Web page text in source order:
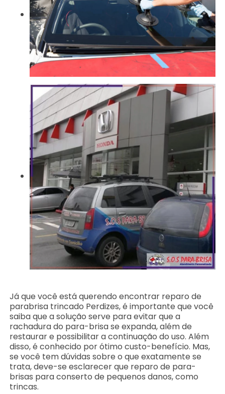
Já que você está querendo encontrar reparo de
parabrisa trincado Perdizes, é importante que você
saiba que a solução serve para evitar que a
rachadura do para-brisa se expanda, além de
restaurar e possibilitar a continuação do uso. Além
disso, é conhecido por ótimo custo-benefício. Mas,
se você tem dúvidas sobre o que exatamente se
trata, deve-se esclarecer que reparo de para-
brisas para conserto de pequenos danos, como
trincas.